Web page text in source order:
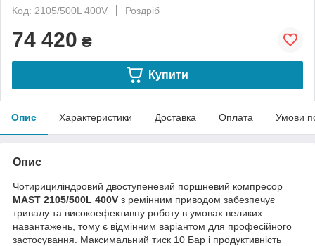
Код: 2105/500L 400V
Роздріб
74 420 ₴
Купити
Опис Характеристики Доставка Оплата Умови
Опис
Чотирициліндровий двоступеневий поршневий компресор
MAST 2105/500L 400V з ремінним приводом забезпечує
тривалу та високоефективну роботу в умовах великих
навантажень, тому є відмінним варіантом для професійного
застосування. Максимальний тиск 10 Бар і продуктивність